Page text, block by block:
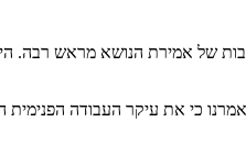
של אמירת הנושא מראש רבה.
כי את עיקר העבודה